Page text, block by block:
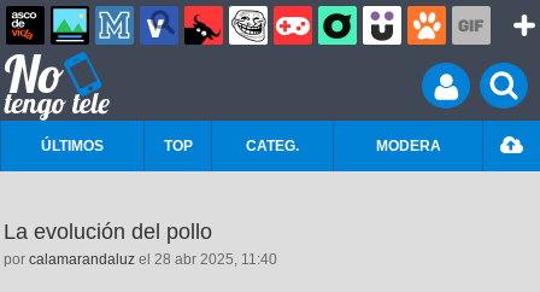
ÚLTIMOS TOP CATEG. MODERA
La evolución del pollo
por calamarandaluz el 28 abr 2025, 11:40